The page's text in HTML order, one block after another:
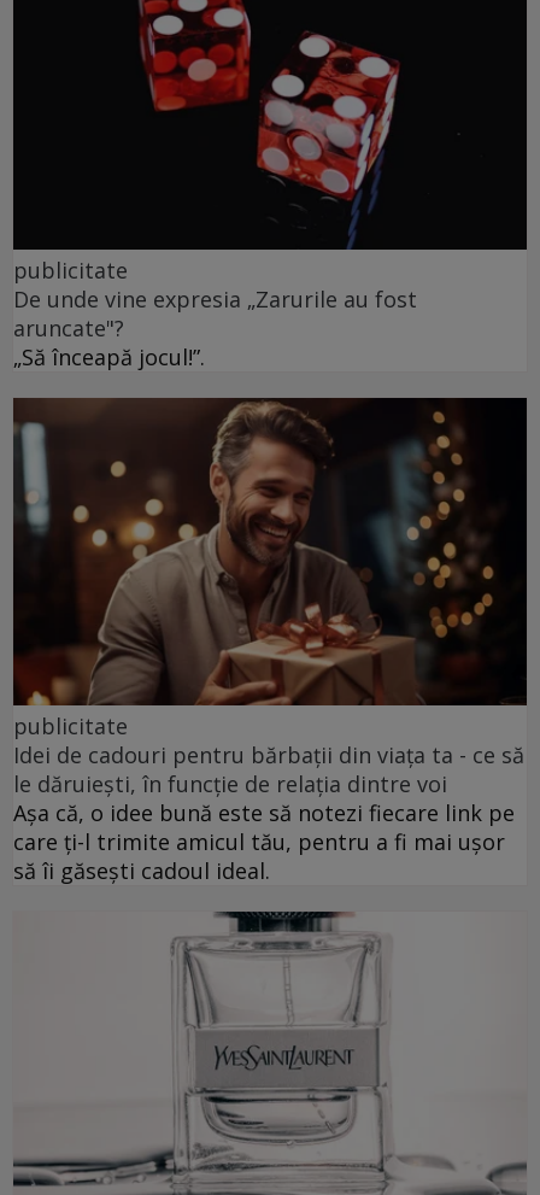
publicitate
De unde vine expresia „Zarurile au fost
aruncate"?
„Să înceapă jocul!”.
publicitate
Idei de cadouri pentru bărbații din viața ta - ce să
le dăruiești, în funcție de relația dintre voi
Așa că, o idee bună este să notezi fiecare link pe
care ți-l trimite amicul tău, pentru a fi mai ușor
să îi găsești cadoul ideal.